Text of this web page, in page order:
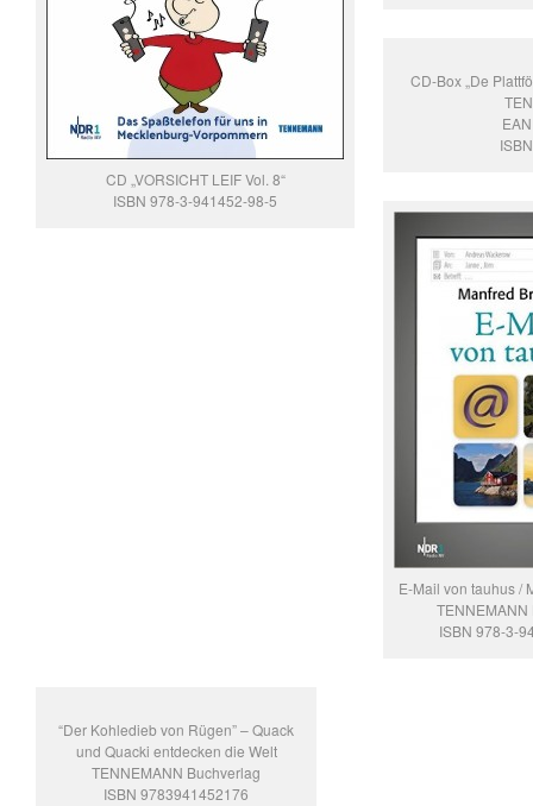
CD „VORSICHT LEIF Vol. 8“
ISBN 978-3-941452-98-5
CD-Box „De
E-Mail von tauhus /
ISBN 978-3-
“Der Kohledieb von Rügen” – Quack
und Quacki entdecken die Welt
TENNEMANN Buchverlag
ISBN 9783941452176